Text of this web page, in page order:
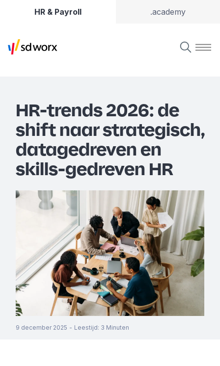
HR & Payroll .academy
HR-trends 2026: de
shift naar strategisch,
datagedreven en
skills-gedreven HR
9 december 2025 - Leestijd: 3 Minuten